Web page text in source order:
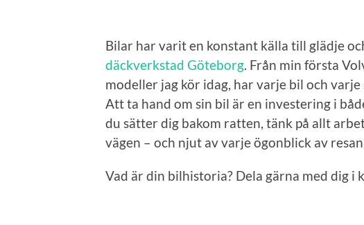
Bilar har varit en konstant källa till glädje
däckverkstad Göteborg . Från min första
modeller jag kör idag, har varje bil och
Att ta hand om sin bil är en investering i
du sätter dig bakom ratten, tänk på allt
vägen – och njut av varje ögonblick av resan.
Vad är din bilhistoria? Dela gärna med dig i